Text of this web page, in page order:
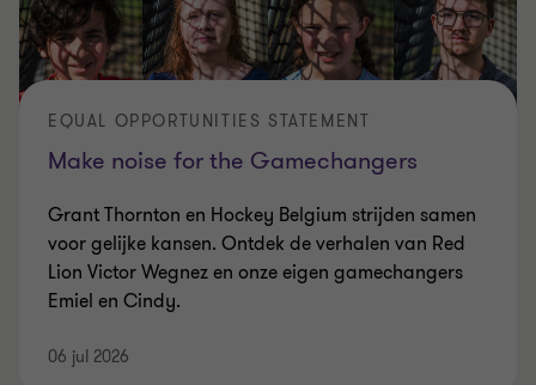
duidelijk tot uiting in onze samenwerking
met Hockey Belgium.
Make noise for the Gamechangers
EQUAL OPPORTUNITIES STATEMENT
Grant Thornton en Hockey Belgium strijden samen
voor gelijke kansen. Ontdek de verhalen van Red
Lion Victor Wegnez en onze eigen gamechangers
Emiel en Cindy.
06 jul 2026